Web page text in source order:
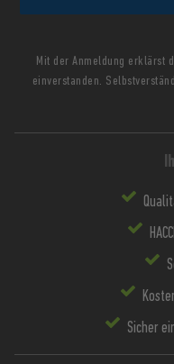
Mit der Anmeldung erklärst
einverstanden.
Sicher